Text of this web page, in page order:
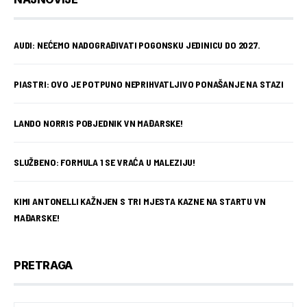
AUDI: NEĆEMO NADOGRAĐIVATI POGONSKU JEDINICU DO 2027.
PIASTRI: OVO JE POTPUNO NEPRIHVATLJIVO PONAŠANJE NA STAZI
LANDO NORRIS POBJEDNIK VN MAĐARSKE!
SLUŽBENO: FORMULA 1 SE VRAĆA U MALEZIJU!
KIMI ANTONELLI KAŽNJEN S TRI MJESTA KAZNE NA STARTU VN
MAĐARSKE!
PRETRAGA